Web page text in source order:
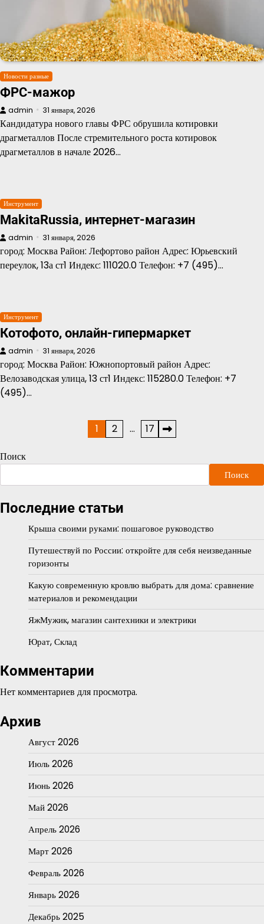
Новости разные
ФРС-мажор
admin 31 января, 2026
Кандидатура нового главы ФРС обрушила котировки
драгметаллов После стремительного роста котировок
драгметаллов в начале 2026…
Инструмент
MakitaRussia, интернет-магазин
admin 31 января, 2026
город: Москва Район: Лефортово район Адрес: Юрьевский
переулок, 13а ст1 Индекс: 111020.0 Телефон: +7 (495)…
Инструмент
Котофото, онлайн-гипермаркет
admin 31 января, 2026
город: Москва Район: Южнопортовый район Адрес:
Велозаводская улица, 13 ст1 Индекс: 115280.0 Телефон: +7
(495)…
записей
1 2 … 17
Поиск
Поиск
Последние статьи
Крыша своими руками: пошаговое руководство
Путешествуй по России: откройте для себя неизведанные
горизонты
Какую современную кровлю выбрать для дома: сравнение
материалов и рекомендации
ЯжМужик, магазин сантехники и электрики
Юрат, Склад
Комментарии
Нет комментариев для просмотра.
Архив
Август 2026
Июль 2026
Июнь 2026
Май 2026
Апрель 2026
Март 2026
Февраль 2026
Январь 2026
Декабрь 2025